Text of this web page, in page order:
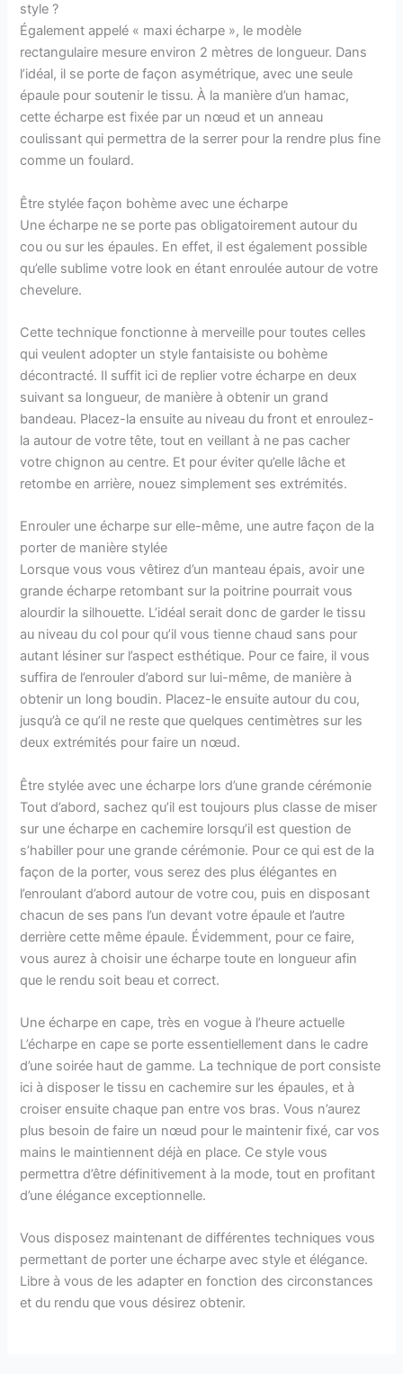
style ?
Également appelé « maxi écharpe », le modèle
rectangulaire mesure environ 2 mètres de longueur. Dans
l’idéal, il se porte de façon asymétrique, avec une seule
épaule pour soutenir le tissu. À la manière d’un hamac,
cette écharpe est fixée par un nœud et un anneau
coulissant qui permettra de la serrer pour la rendre plus fine
comme un foulard.
Être stylée façon bohème avec une écharpe
Une écharpe ne se porte pas obligatoirement autour du
cou ou sur les épaules. En effet, il est également possible
qu’elle sublime votre look en étant enroulée autour de votre
chevelure.
Cette technique fonctionne à merveille pour toutes celles
qui veulent adopter un style fantaisiste ou bohème
décontracté. Il suffit ici de replier votre écharpe en deux
suivant sa longueur, de manière à obtenir un grand
bandeau. Placez-la ensuite au niveau du front et enroulez-
la autour de votre tête, tout en veillant à ne pas cacher
votre chignon au centre. Et pour éviter qu’elle lâche et
retombe en arrière, nouez simplement ses extrémités.
Enrouler une écharpe sur elle-même, une autre façon de la
porter de manière stylée
Lorsque vous vous vêtirez d’un manteau épais, avoir une
grande écharpe retombant sur la poitrine pourrait vous
alourdir la silhouette. L’idéal serait donc de garder le tissu
au niveau du col pour qu’il vous tienne chaud sans pour
autant lésiner sur l’aspect esthétique. Pour ce faire, il vous
suffira de l’enrouler d’abord sur lui-même, de manière à
obtenir un long boudin. Placez-le ensuite autour du cou,
jusqu’à ce qu’il ne reste que quelques centimètres sur les
deux extrémités pour faire un nœud.
Être stylée avec une écharpe lors d’une grande cérémonie
Tout d’abord, sachez qu’il est toujours plus classe de miser
sur une écharpe en cachemire lorsqu’il est question de
s’habiller pour une grande cérémonie. Pour ce qui est de la
façon de la porter, vous serez des plus élégantes en
l’enroulant d’abord autour de votre cou, puis en disposant
chacun de ses pans l’un devant votre épaule et l’autre
derrière cette même épaule. Évidemment, pour ce faire,
vous aurez à choisir une écharpe toute en longueur afin
que le rendu soit beau et correct.
Une écharpe en cape, très en vogue à l’heure actuelle
L’écharpe en cape se porte essentiellement dans le cadre
d’une soirée haut de gamme. La technique de port consiste
ici à disposer le tissu en cachemire sur les épaules, et à
croiser ensuite chaque pan entre vos bras. Vous n’aurez
plus besoin de faire un nœud pour le maintenir fixé, car vos
mains le maintiennent déjà en place. Ce style vous
permettra d’être définitivement à la mode, tout en profitant
d’une élégance exceptionnelle.
Vous disposez maintenant de différentes techniques vous
permettant de porter une écharpe avec style et élégance.
Libre à vous de les adapter en fonction des circonstances
et du rendu que vous désirez obtenir.